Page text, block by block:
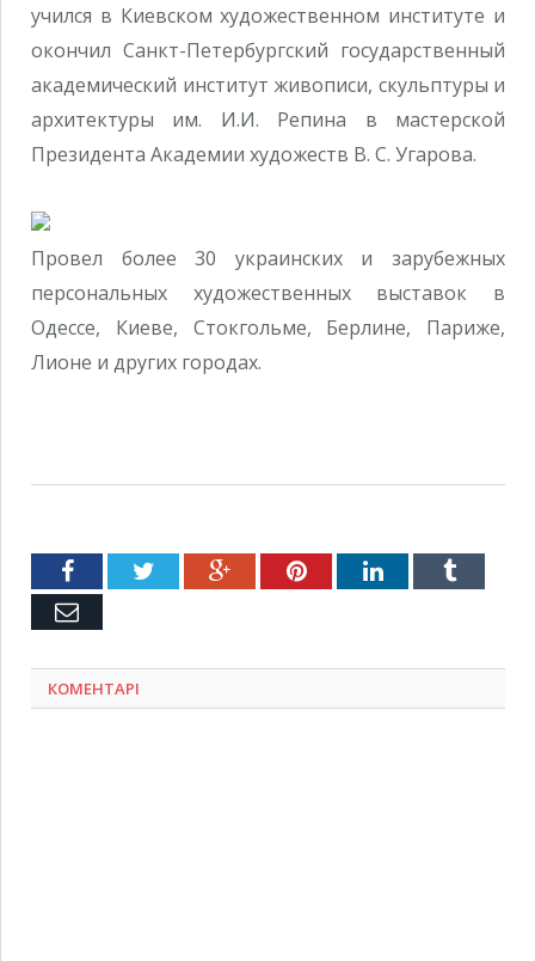
учился в Киевском художественном институте и
окончил Санкт-Петербургский государственный
академический институт живописи, скульптуры и
архитектуры им. И.И. Репина в мастерской
Президента Академии художеств В. С. Угарова.
Провел более 30 украинских и зарубежных
персональных художественных выставок в
Одессе, Киеве, Стокгольме, Берлине, Париже,
Лионе и других городах.
FacebookTwitter Google+PinterestLinkedInTumblr
Емейл
КОМЕНТАРІ